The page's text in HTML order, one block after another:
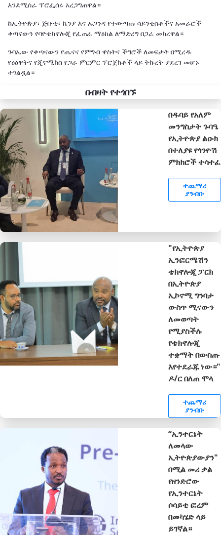
እንደሚሰራ ፕሮፌሰሩ አረጋግጠዋል።
ከኢትዮጵያ፣ ጅቡቲ፣ ኬንያ እና ኡጋንዳ የተውጣጡ ሳይንቲስቶችና አመራሮች
ቀጣናውን የባዮቴክኖሎጂ የፈጠራ ማዕከል ለማድረግ በጋራ መክረዋል።
ጉባኤው የቀጣናውን የጤናና የምግብ ዋስትና ችግሮች ለመፍታት በሚረዱ
የዕፅዋትና የጂኖሚክስ የጋራ ምርምር ፕሮጀክቶች ላይ ትኩረት ያደረገ መሆኑ
ተገልዷል።
በብዛት የተጎበኙ
በዱባይ የአለም
መንግስታት ጉባዔ
የኢትዮጵያ ልዑክ
በተለያዩ የጎንዮሽ
ምክክሮች ተሳተፈ
ተጨማሪ
ያንብቡ
"የኢትዮጵያ
ኢንፎርሜሽን
ቴክኖሎጂ ፓርክ
በኢትዮጵያ
ኢኮኖሚ ግንባታ
ውስጥ ሚናውን
ለመወጣት
የሚያስችሉ
የቴክኖሎጂ
ተቋማት በውስጡ
እየተደራጁ ነው።"
ዶ/ር በለጠ ሞላ
ተጨማሪ
ያንብቡ
“ኢንተርኔት
ለመላው
ኢትዮጵያውያን"
በሚል መሪ ቃል
የዘንድሮው
የኢንተርኔት
ሶሳይቲ ፎረም
በመካሄድ ላይ
ይገኛል።